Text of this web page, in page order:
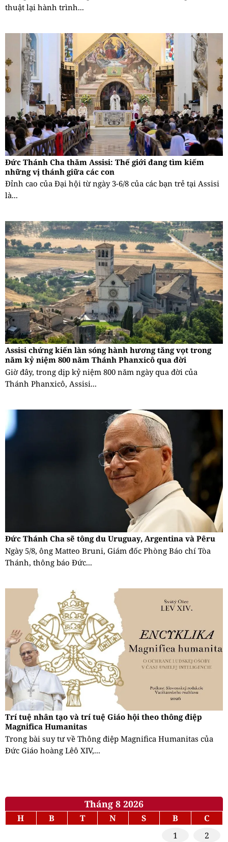
thuật lại hành trình...
Đức Thánh Cha thăm Assisi: Thế giới đang tìm kiếm
những vị thánh giữa các con
Đỉnh cao của Đại hội từ ngày 3-6/8 của các bạn trẻ tại Assisi
là...
Assisi chứng kiến làn sóng hành hương tăng vọt trong
năm kỷ niệm 800 năm Thánh Phanxicô qua đời
Giờ đây, trong dịp kỷ niệm 800 năm ngày qua đời của
Thánh Phanxicô, Assisi...
Đức Thánh Cha sẽ tông du Uruguay, Argentina và Pêru
Ngày 5/8, ông Matteo Bruni, Giám đốc Phòng Báo chí Tòa
Thánh, thông báo Đức...
Trí tuệ nhân tạo và trí tuệ Giáo hội theo thông điệp
Magnifica Humanitas
Trong bài suy tư về Thông điệp Magnifica Humanitas của
Đức Giáo hoàng Lêô XIV,...
Tháng 8 2026
H B T N S B
C
1
2